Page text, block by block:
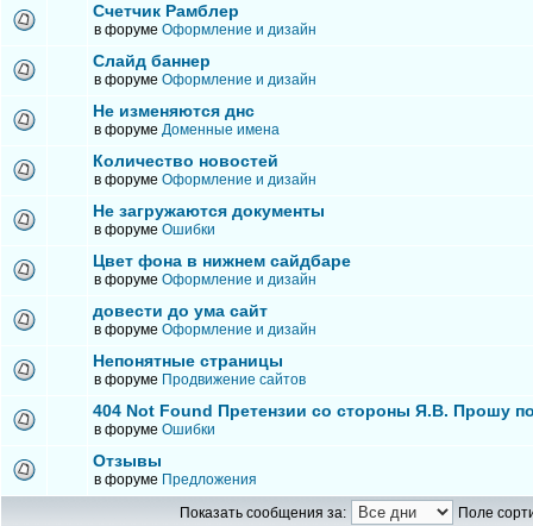
Счетчик Рамблер
в форуме Оформление и дизайн
Слайд баннер
в форуме Оформление и дизайн
Не изменяются днс
в форуме Доменные имена
Количество новостей
в форуме Оформление и дизайн
Не загружаются документы
в форуме Ошибки
Цвет фона в нижнем сайдбаре
в форуме Оформление и дизайн
довести до ума сайт
в форуме Оформление и дизайн
Непонятные страницы
в форуме Продвижение сайтов
404 Not Found Претензии со стороны Я.В. Прошу
в форуме Ошибки
Отзывы
в форуме Предложения
Показать сообщения за:
Поле